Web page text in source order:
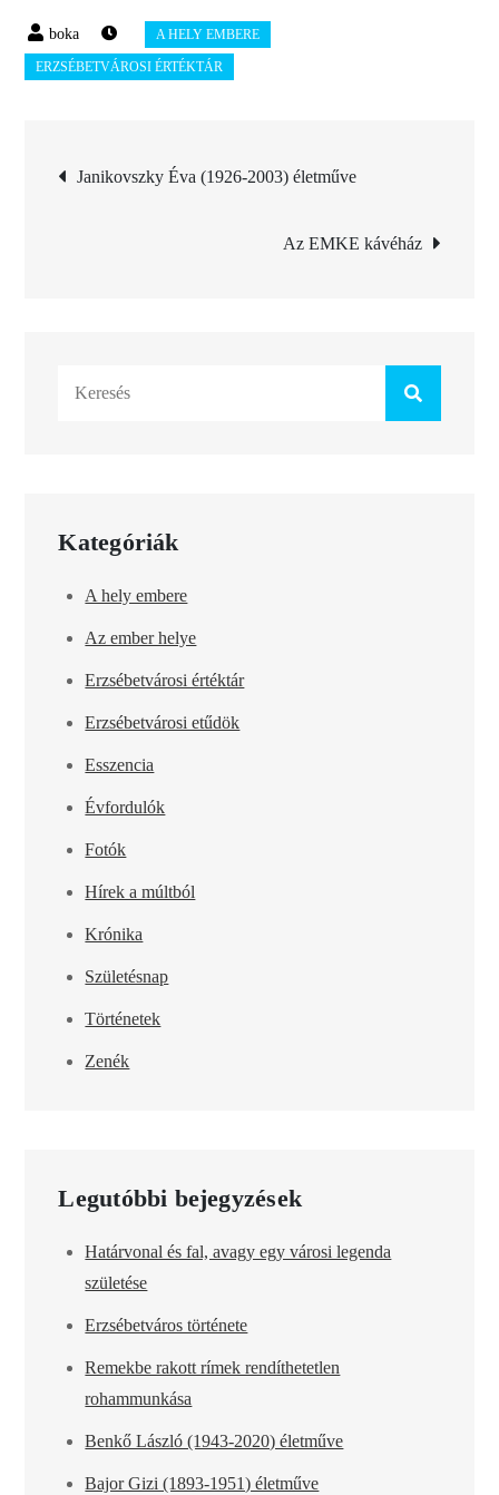
Bejegyzés
Janikovszky Éva (1926-2003) életműve
Az EMKE kávéház
Kategóriák
A hely embere
Az ember helye
Erzsébetvárosi értéktár
Erzsébetvárosi etűdök
Esszencia
Évfordulók
Fotók
Hírek a múltból
Krónika
Születésnap
Történetek
Zenék
Legutóbbi bejegyzések
Határvonal és fal, avagy egy városi legenda
születése
Erzsébetváros története
Remekbe rakott rímek rendíthetetlen
rohammunkása
Benkő László (1943-2020) életműve
Bajor Gizi (1893-1951) életműve